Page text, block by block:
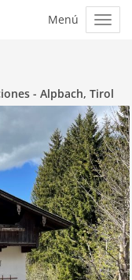
- Alpbach, Tirol